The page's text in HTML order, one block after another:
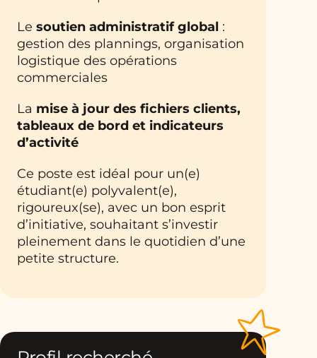
Le soutien administratif global :
gestion des plannings, organisation
logistique des opérations
commerciales
La mise à jour des fichiers clients,
tableaux de bord et indicateurs
d’activité
Ce poste est idéal pour un(e)
étudiant(e) polyvalent(e),
rigoureux(se), avec un bon esprit
d’initiative, souhaitant s’investir
pleinement dans le quotidien d’une
petite structure.